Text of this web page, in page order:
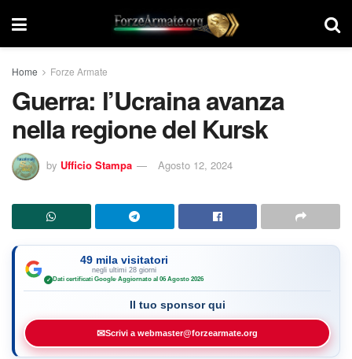
Home Forze Armate
Guerra: l’Ucraina avanza
nella regione del Kursk
by Ufficio Stampa Agosto 12, 2024
49 mila visitatori
negli ultimi 28 giorni
✓ Dati certificati Google·Aggiornato al 06 Agosto 2026
Il tuo sponsor qui
✉Scrivi a webmaster@forzearmate.org